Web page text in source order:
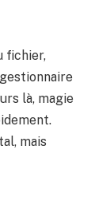
fichier,
là, magie
mais